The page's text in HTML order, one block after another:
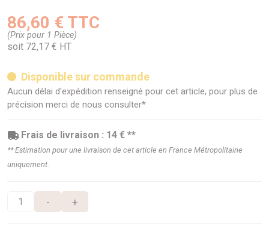
86,60 € TTC
(Prix pour 1 Pièce)
soit 72,17 € HT
Disponible sur commande
Aucun délai d'expédition renseigné pour cet article, pour plus de
précision merci de nous consulter*
Frais de livraison : 14 € **
** Estimation pour une livraison de cet article en France Métropolitaine
uniquement.
- +